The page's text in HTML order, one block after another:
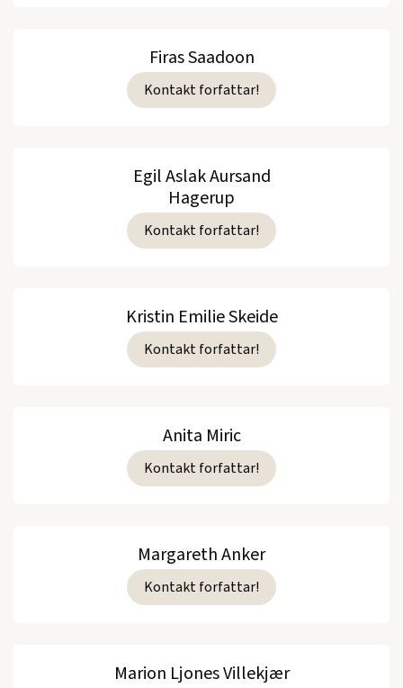
Firas Saadoon
Kontakt forfattar!
Egil Aslak Aursand
Hagerup
Kontakt forfattar!
Kristin Emilie Skeide
Kontakt forfattar!
Anita Miric
Kontakt forfattar!
Margareth Anker
Kontakt forfattar!
Marion Ljones Villekjær